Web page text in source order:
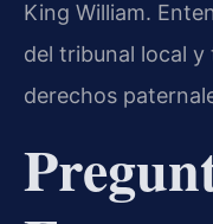
King William.
del tribunal local
derechos